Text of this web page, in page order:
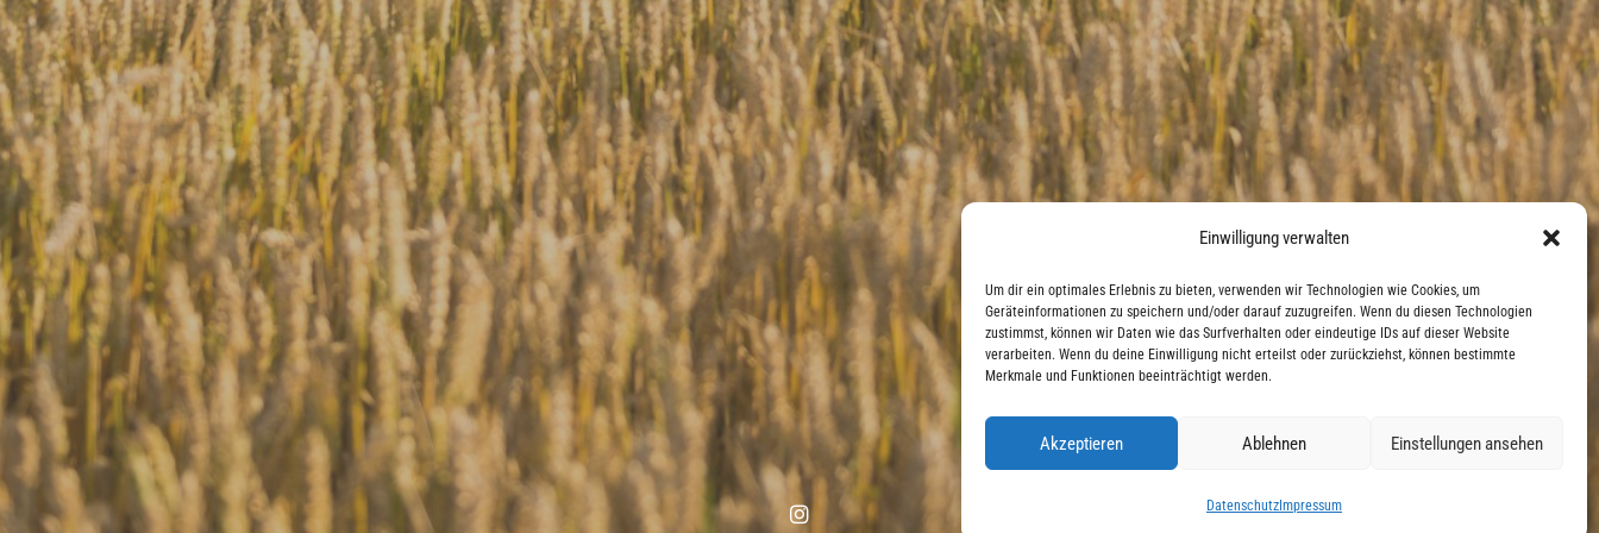
Einwilligung verwalten
Um dir ein optimales Erlebnis zu bieten, verwenden wir Technologien wie Cookies, um
Geräteinformationen zu speichern und/oder darauf zuzugreifen. Wenn du diesen Technologien
zustimmst, können wir Daten wie das Surfverhalten oder eindeutige IDs auf dieser Website
verarbeiten. Wenn du deine Einwilligung nicht erteilst oder zurückziehst, können bestimmte
Merkmale und Funktionen beeinträchtigt werden.
Akzeptieren Ablehnen Einstellungen ansehen
DatenschutzImpressum
Instagram